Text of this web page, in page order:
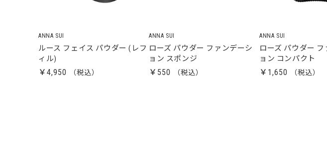
ANNA SUI
ルース フェイス パウダー (レフ
ィル)
￥4,950
ANNA SUI
ローズ パウダー ファンデーシ
ョン スポンジ
￥550
ANNA SUI
ローズ パウダー フ
ョン コンパクト
￥1,650